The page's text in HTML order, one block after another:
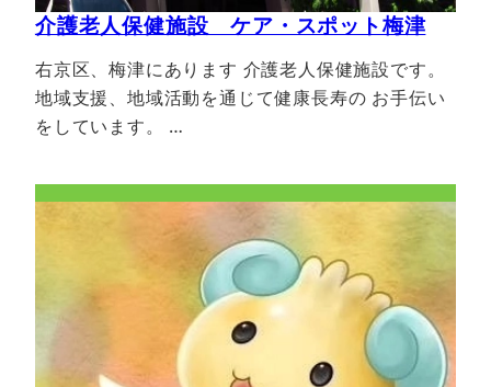
介護老人保健施設 ケア・スポット梅津
右京区、梅津にあります 介護老人保健施設です。
地域支援、地域活動を通じて健康長寿の お手伝い
をしています。 …